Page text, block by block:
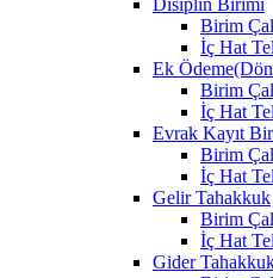
Birim
İç Hat
Ek
Birim
İç Hat
Evrak Kayıt
Birim
İç Hat
Gelir Tahakkuk
Birim
İç Hat
Gider